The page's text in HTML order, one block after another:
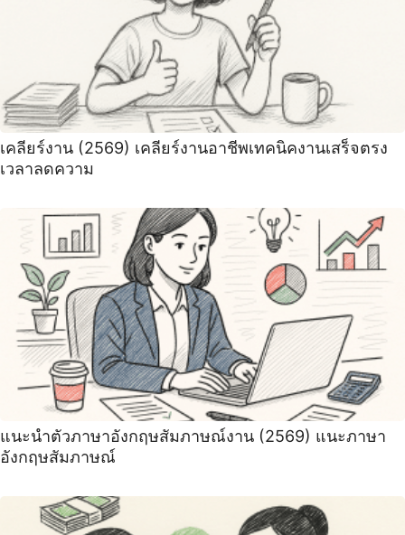
เคลียร์งาน (2569) เคลียร์งานอาชีพเทคนิคงานเสร็จตรง
เวลาลดความ
แนะนําตัวภาษาอังกฤษสัมภาษณ์งาน (2569) ‍แนะภาษา
อังกฤษสัมภาษณ์